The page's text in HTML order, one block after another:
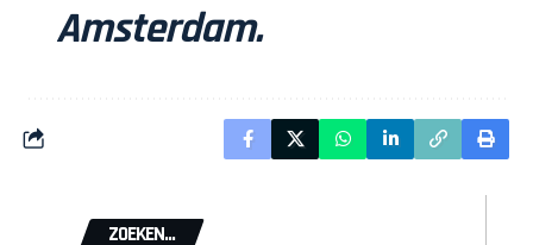
Amsterdam.
ZOEKEN...